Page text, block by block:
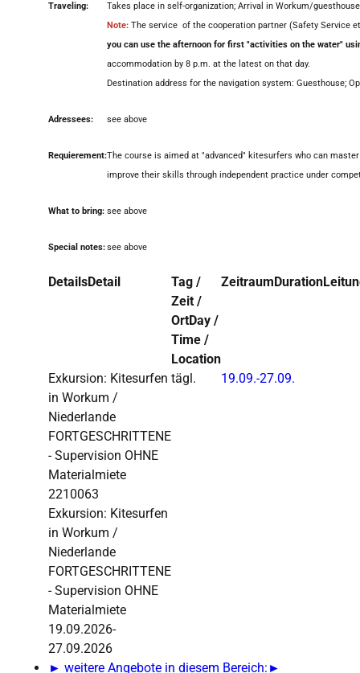
Traveling:
Takes place in self-organization; Arrival in Workum/
Note: The service of the cooperation partner (Safety Service
you can use the afternoon for first "activities on the water"
accommodation by 8 p.m. at the latest on that day.
Destination address for the navigation system: Guesthouse;
Adressees: see above
Requierement:The course is aimed at "advanced" kitesurfers who can
improve their skills through independent practice under
What to bring: see above
Special notes:see above
DetailsDetail
Tag /
Zeit /
OrtDay /
Time /
Location
ZeitraumDuration
Exkursion: Kitesurfen
in Workum /
Niederlande
FORTGESCHRITTENE
- Supervision OHNE
Materialmiete
2210063
Exkursion: Kitesurfen
in Workum /
Niederlande
FORTGESCHRITTENE
- Supervision OHNE
Materialmiete
19.09.2026-
27.09.2026
tägl. 19.09.-27.09.
► weitere Angebote in diesem Bereich: ►